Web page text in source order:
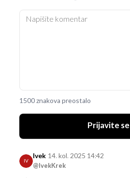
1500 znakova preostalo
Prijavite se
IV
Ivek
@IvekKrek
14. kol. 2025 14:42